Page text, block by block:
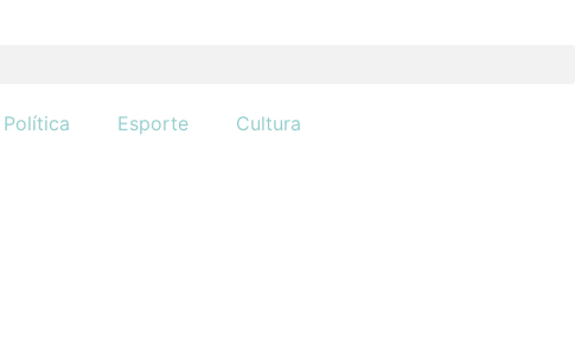
Política Esporte Cultura